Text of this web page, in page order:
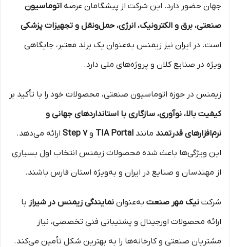
جهان حضور دارد. این شرکت از پیشگامان عرصه اتوماسیون
صنعتی، برق و الکترونیک، انرژی، حمل‌ونقل و تجهیزات پزشکی
است. در ایران نیز زیمنس به‌عنوان یک برند معتبر، جایگاهی
ویژه در صنایع کلان و پروژه‌های ملی دارد.
زیمنس در حوزه اتوماسیون صنعتی، محصولات خود را با تأکید بر
کیفیت بالا، نوآوری، سازگاری با استانداردهای جهانی و
نرم‌افزارهای قدرتمند مانند TIA Portal وStep 7 ارائه می‌دهد.
این ویژگی‌ها باعث شده محصولات زیمنس انتخاب اول بسیاری
از مهندسان و صنایع در ایران و به‌ویژه استان فارس باشند.
شرکت نیک مهر صنعت به‌عنوان نمایندگی زیمنس در شیراز با
ارائه محصولات اورجینال و پشتیبانی فنی تخصصی، نیاز
مشتریان صنعتی و کارخانه‌ها را به بهترین شکل تأمین می‌کند.